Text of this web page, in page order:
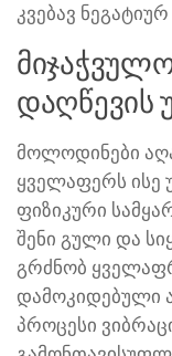
კვებავ ნეგატიურ
დაღწევის
მოლოდინები
ყველაფერს ისე
ფიზიკური
შენი გული და
გრძნობ
დამოკიდებული
პროცესი